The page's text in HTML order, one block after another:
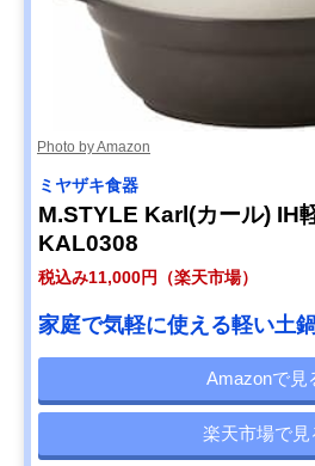
Photo by Amazon
ミヤザキ食器
M.STYLE Karl(カール) IH
KAL0308
税込み11,000円（楽天市場）
家庭で気軽に使える軽い土
Amazonで見
楽天市場で見